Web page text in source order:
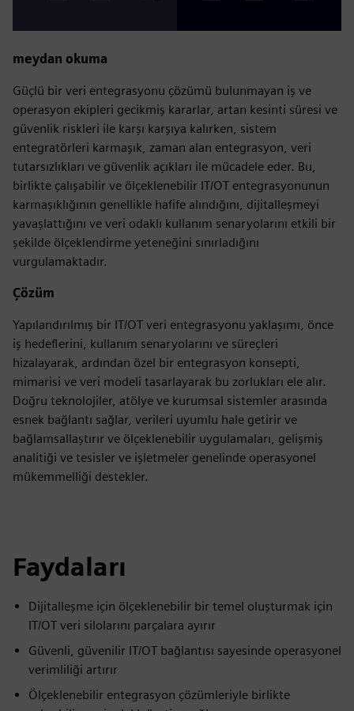
meydan okuma
Güçlü bir veri entegrasyonu çözümü bulunmayan iş ve
operasyon ekipleri gecikmiş kararlar, artan kesinti süresi ve
güvenlik riskleri ile karşı karşıya kalırken, sistem
entegratörleri karmaşık, zaman alan entegrasyon, veri
tutarsızlıkları ve güvenlik açıkları ile mücadele eder. Bu,
birlikte çalışabilir ve ölçeklenebilir IT/OT entegrasyonunun
karmaşıklığının genellikle hafife alındığını, dijitalleşmeyi
yavaşlattığını ve veri odaklı kullanım senaryolarını etkili bir
şekilde ölçeklendirme yeteneğini sınırladığını
vurgulamaktadır.
Çözüm
Yapılandırılmış bir IT/OT veri entegrasyonu yaklaşımı, önce
iş hedeflerini, kullanım senaryolarını ve süreçleri
hizalayarak, ardından özel bir entegrasyon konsepti,
mimarisi ve veri modeli tasarlayarak bu zorlukları ele alır.
Doğru teknolojiler, atölye ve kurumsal sistemler arasında
esnek bağlantı sağlar, verileri uyumlu hale getirir ve
bağlamsallaştırır ve ölçeklenebilir uygulamaları, gelişmiş
analitiği ve tesisler ve işletmeler genelinde operasyonel
mükemmelliği destekler.
Faydaları
Dijitalleşme için ölçeklenebilir bir temel oluşturmak için
IT/OT veri silolarını parçalara ayırır
Güvenli, güvenilir IT/OT bağlantısı sayesinde operasyonel
verimliliği artırır
Ölçeklenebilir entegrasyon çözümleriyle birlikte